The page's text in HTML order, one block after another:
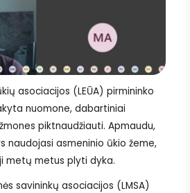
asociacijos (LEŪA) pirmininko
nuomone, dabartiniai
piktnaudžiauti. Apmaudu,
naudojasi asmeninio ūkio žeme,
metų metus plyti dyka.
savininkų asociacijos (LMSA)